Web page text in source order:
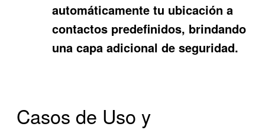
automáticamente tu ubicación a
contactos predefinidos, brindando
una capa adicional de seguridad.
Casos de Uso y